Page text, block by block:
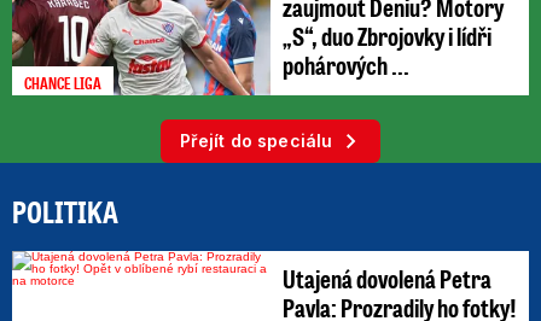
CHANCE LIGA
„S“, duo Zbrojovky i lídři
pohárových ...
Přejít do speciálu
POLITIKA
Utajená dovolená Petra
Pavla: Prozradily ho fotky!